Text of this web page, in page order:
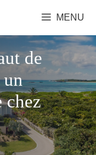
MENU
de
un
chez